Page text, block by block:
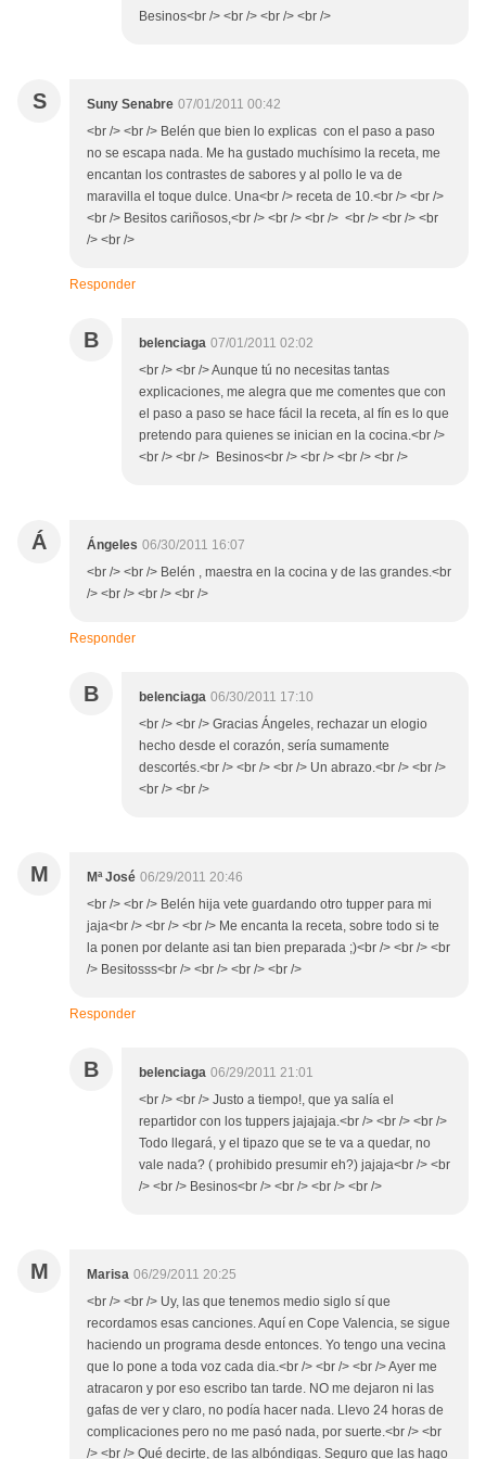
Besinos<br /> <br /> <br /> <br />
S Suny Senabre 07/01/2011 00:42
<br /> <br /> Belén que bien lo explicas con el paso a paso
no se escapa nada. Me ha gustado muchísimo la receta, me
encantan los contrastes de sabores y al pollo le va de
maravilla el toque dulce. Una<br /> receta de 10.<br /> <br />
<br /> Besitos cariñosos,<br /> <br /> <br /> <br /> <br /> <br
/> <br />
Responder
B belenciaga 07/01/2011 02:02
<br /> <br /> Aunque tú no necesitas tantas
explicaciones, me alegra que me comentes que con
el paso a paso se hace fácil la receta, al fín es lo que
pretendo para quienes se inician en la cocina.<br />
<br /> <br /> Besinos<br /> <br /> <br /> <br />
Á Ángeles 06/30/2011 16:07
<br /> <br /> Belén , maestra en la cocina y de las grandes.<br
/> <br /> <br /> <br />
Responder
B belenciaga 06/30/2011 17:10
<br /> <br /> Gracias Ángeles, rechazar un elogio
hecho desde el corazón, sería sumamente
descortés.<br /> <br /> <br /> Un abrazo.<br /> <br />
<br /> <br />
M Mª José 06/29/2011 20:46
<br /> <br /> Belén hija vete guardando otro tupper para mi
jaja<br /> <br /> <br /> Me encanta la receta, sobre todo si te
la ponen por delante asi tan bien preparada ;)<br /> <br /> <br
/> Besitosss<br /> <br /> <br /> <br />
Responder
B belenciaga 06/29/2011 21:01
<br /> <br /> Justo a tiempo!, que ya salía el
repartidor con los tuppers jajajaja.<br /> <br /> <br />
Todo llegará, y el tipazo que se te va a quedar, no
vale nada? ( prohibido presumir eh?) jajaja<br /> <br
/> <br /> Besinos<br /> <br /> <br /> <br />
M Marisa 06/29/2011 20:25
<br /> <br /> Uy, las que tenemos medio siglo sí que
recordamos esas canciones. Aquí en Cope Valencia, se sigue
haciendo un programa desde entonces. Yo tengo una vecina
que lo pone a toda voz cada dia.<br /> <br /> <br /> Ayer me
atracaron y por eso escribo tan tarde. NO me dejaron ni las
gafas de ver y claro, no podía hacer nada. Llevo 24 horas de
complicaciones pero no me pasó nada, por suerte.<br /> <br
/> <br /> Qué decirte, de las albóndigas. Seguro que las hago